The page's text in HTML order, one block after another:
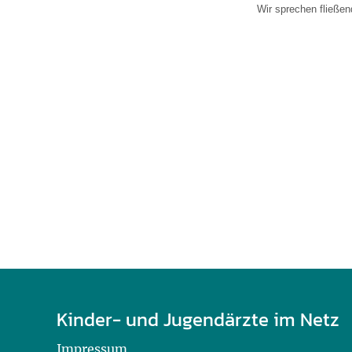
U0-Vorsorge
Wir sprechen
Kinder- und Jugendärzte im Netz
Impressum